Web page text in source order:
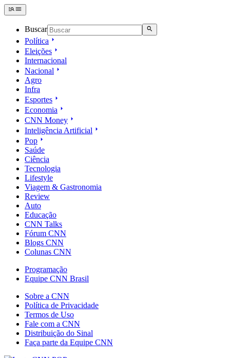
Buscar
Política
Eleições
Internacional
Nacional
Agro
Infra
Esportes
Economia
CNN Money
Inteligência Artificial
Pop
Saúde
Ciência
Tecnologia
Lifestyle
Viagem & Gastronomia
Review
Auto
Educação
CNN Talks
Fórum CNN
Blogs CNN
Colunas CNN
Programação
Equipe CNN Brasil
Sobre a CNN
Política de Privacidade
Termos de Uso
Fale com a CNN
Distribuição do Sinal
Faça parte da Equipe CNN